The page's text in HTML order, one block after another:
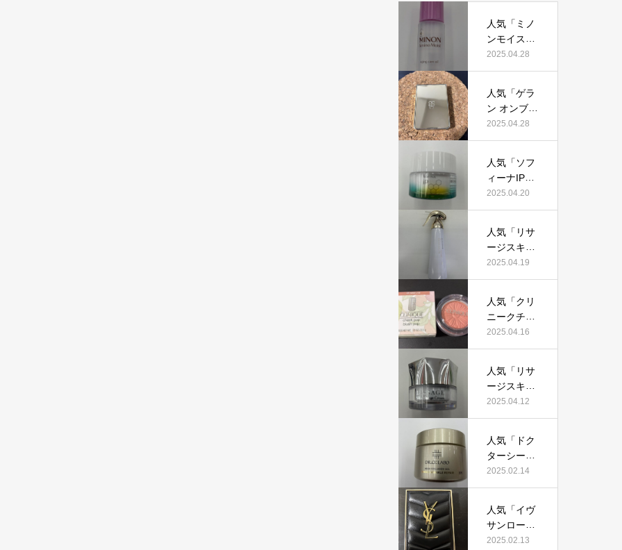
人気「ミノ
ンモイスト
エイジング
ケアオイ
当におすす
め？美容マ
ニアが実際
コミを検
証！
2025.04.28
人気「ゲラ
ン オンブル
ジェオーラ
グロウ」っ
すすめ？美
容マニアの
私が実際使
コミを検
証！
2025.04.28
人気「ソフ
ィーナIPゴ
ールデンタ
イムリペア
リーム」っ
て本当にお
すすめ？美
実際使用し
て口コミを
検証！
2025.04.20
人気「リサ
ージスキン
メインテナ
イザーD
当におすす
め？美容マ
ニアの私が
て、口コミ
を検証！
2025.04.19
人気「クリ
ニークチー
クポップ」
って本当に
美容マニア
が実際使用
して口コミ
2025.04.16
人気「リサ
ージスキン
チェンジク
リーム」っ
すすめ？美
容マニアが
実際使用し
検証！
2025.04.12
人気「ドク
ターシーラ
ボ薬用アク
アコラーゲ
リッチリン
クルリペ
ア」って本
2025.02.14
人気「イヴ
サンローラ
ン クチュー
2025.02.13